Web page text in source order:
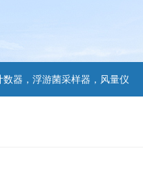
器，浮游菌采样器，风量仪